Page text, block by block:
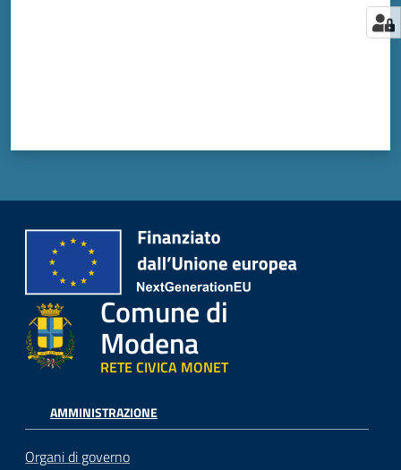
Comune di
Modena
RETE CIVICA MONET
AMMINISTRAZIONE
Organi di governo